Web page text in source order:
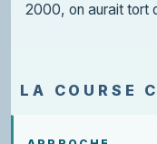
2000, on aurait tort
LA COURSE